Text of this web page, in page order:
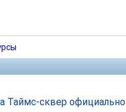
Таймс-сквер официально